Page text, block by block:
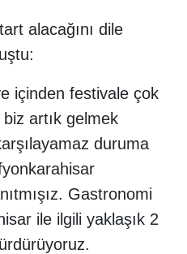
alacağını dile
içinden festivale çok
artık gelmek
duruma
Gastronomi
ile ilgili yaklaşık 2